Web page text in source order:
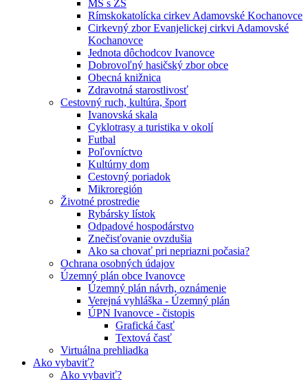
MŠ s ZŠ
Rímskokatolícka cirkev Adamovské Kochanovce
Cirkevný zbor Evanjelickej cirkvi Adamovské
Kochanovce
Jednota dôchodcov Ivanovce
Dobrovoľný hasičský zbor obce
Obecná knižnica
Zdravotná starostlivosť
Cestovný ruch, kultúra, šport
Ivanovská skala
Cyklotrasy a turistika v okolí
Futbal
Poľovníctvo
Kultúrny dom
Cestovný poriadok
Mikroregión
Životné prostredie
Rybársky lístok
Odpadové hospodárstvo
Znečisťovanie ovzdušia
Ako sa chovať pri nepriazni počasia?
Ochrana osobných údajov
Územný plán obce Ivanovce
Územný plán návrh, oznámenie
Verejná vyhláška - Územný plán
ÚPN Ivanovce - čistopis
Grafická časť
Textová časť
Virtuálna prehliadka
Ako vybaviť?
Ako vybaviť?